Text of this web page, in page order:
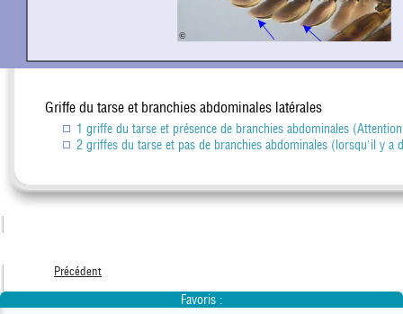
Griffe du tarse et branchies abdominales latérales
1 griffe du tarse et présence de branchies abdominales
2 griffes du tarse et pas de branchies abdominales (lorsqu'il y a
Précédent
Favoris :